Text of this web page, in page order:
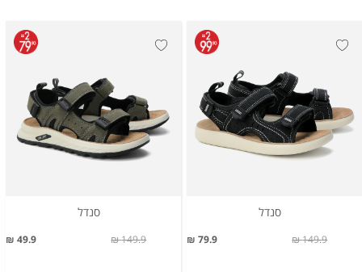
סנדל
79.9 ₪ 149.9 ₪
סנדל
49.9 ₪ 149.9 ₪